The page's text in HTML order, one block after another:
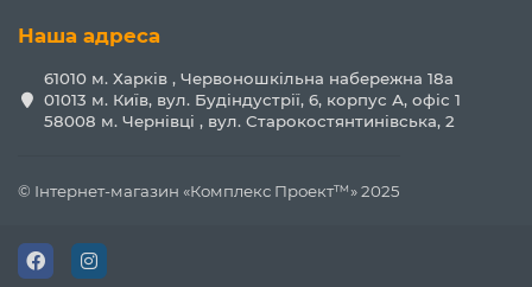
Наша адреса
61010 м. Харків , Червоношкільна набережна 18а
01013 м. Київ, вул. Будіндустрії, 6, корпус А, офіс 1
58008 м. Чернівці , вул. Старокостянтинівська, 2
© Інтернет-магазин «Комплекс Проект™» 2025